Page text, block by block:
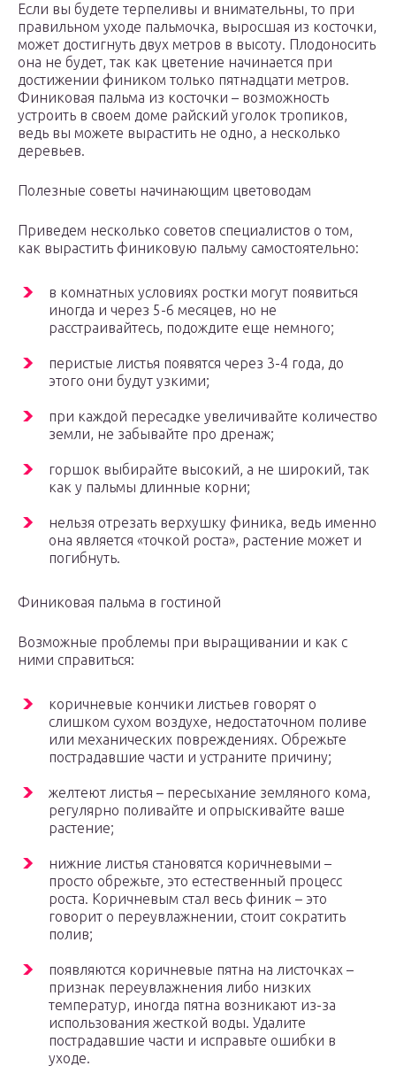
Если вы будете терпеливы и внимательны, то при
правильном уходе пальмочка, выросшая из косточки,
может достигнуть двух метров в высоту. Плодоносить
она не будет, так как цветение начинается при
достижении фиником только пятнадцати метров.
Финиковая пальма из косточки – возможность
устроить в своем доме райский уголок тропиков,
ведь вы можете вырастить не одно, а несколько
деревьев.
Полезные советы начинающим цветоводам
Приведем несколько советов специалистов о том,
как вырастить финиковую пальму самостоятельно:
в комнатных условиях ростки могут появиться
иногда и через 5-6 месяцев, но не
расстраивайтесь, подождите еще немного;
перистые листья появятся через 3-4 года, до
этого они будут узкими;
при каждой пересадке увеличивайте количество
земли, не забывайте про дренаж;
горшок выбирайте высокий, а не широкий, так
как у пальмы длинные корни;
нельзя отрезать верхушку финика, ведь именно
она является «точкой роста», растение может и
погибнуть.
Финиковая пальма в гостиной
Возможные проблемы при выращивании и как с
ними справиться:
коричневые кончики листьев говорят о
слишком сухом воздухе, недостаточном поливе
или механических повреждениях. Обрежьте
пострадавшие части и устраните причину;
желтеют листья – пересыхание земляного кома,
регулярно поливайте и опрыскивайте ваше
растение;
нижние листья становятся коричневыми –
просто обрежьте, это естественный процесс
роста. Коричневым стал весь финик – это
говорит о переувлажнении, стоит сократить
полив;
появляются коричневые пятна на листочках –
признак переувлажнения либо низких
температур, иногда пятна возникают из-за
использования жесткой воды. Удалите
пострадавшие части и исправьте ошибки в
уходе.